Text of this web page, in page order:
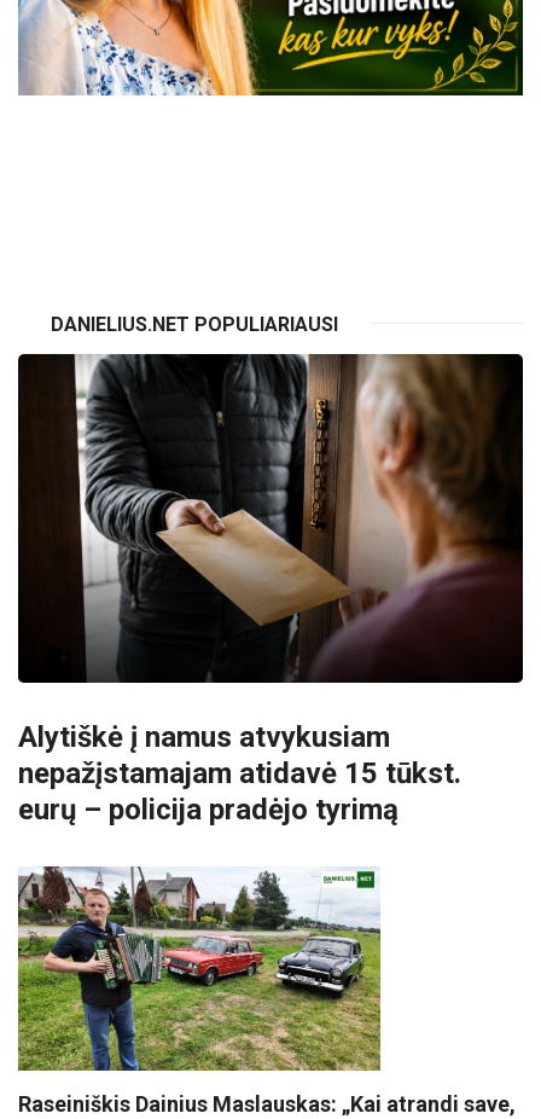
DANIELIUS.NET POPULIARIAUSI
Alytiškė į namus atvykusiam
nepažįstamajam atidavė 15 tūkst.
eurų – policija pradėjo tyrimą
Raseiniškis Dainius Maslauskas: „Kai atrandi save,